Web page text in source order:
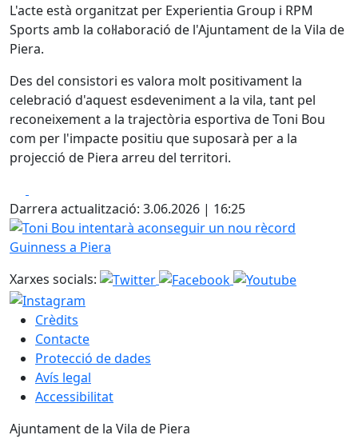
L'acte està organitzat per Experientia Group i RPM
Sports amb la col·laboració de l'Ajuntament de la Vila de
Piera.
Des del consistori es valora molt positivament la
celebració d'aquest esdeveniment a la vila, tant pel
reconeixement a la trajectòria esportiva de Toni Bou
com per l'impacte positiu que suposarà per a la
projecció de Piera arreu del territori.
Darrera actualització: 3.06.2026 | 16:25
Toni Bou intentarà aconseguir un nou rècord Guinness a
Xarxes socials:
Crèdits
Contacte
Protecció de dades
Avís legal
Accessibilitat
Ajuntament de la Vila de Piera